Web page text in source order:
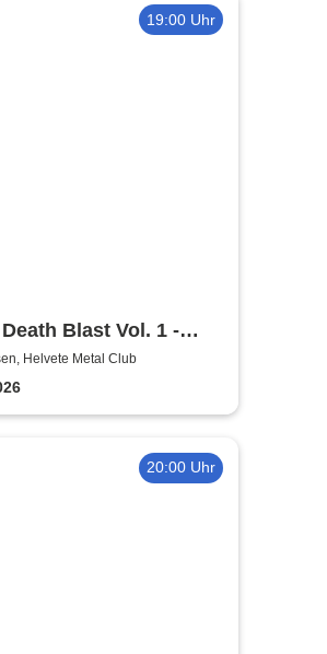
19:00 Uhr
Blast Vol. 1 -
Alien Slam Album
Show
Helvete Metal Club
20:00 Uhr